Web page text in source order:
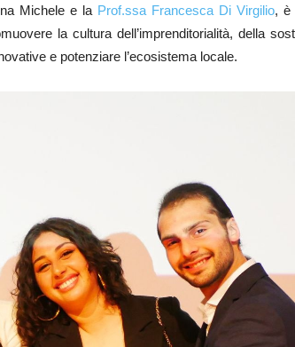
Michele e la Prof.ssa Francesca Di Virgilio, è
la cultura dell’imprenditorialità, della
e potenziare l’ecosistema locale.